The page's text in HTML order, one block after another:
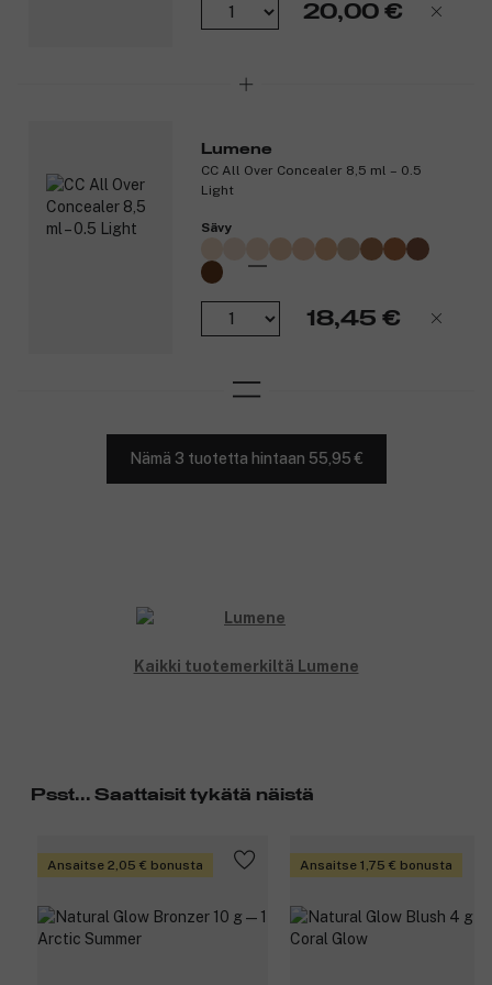
20,00 €
Lumene
CC All Over Concealer 8,5 ml – 0.5
Light
Sävy
18,45 €
Nämä 3 tuotetta hintaan 55,95 €
Kaikki tuotemerkiltä Lumene
Psst... Saattaisit tykätä näistä
Ansaitse 2,05 € bonusta Ansaitse 1,75 € bonusta